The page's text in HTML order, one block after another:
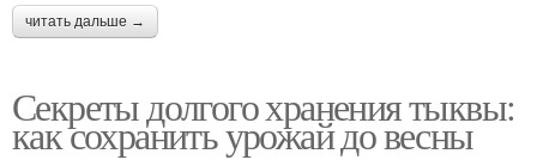
читать дальше →
Секреты долгого хранения тыквы:
как сохранить урожай до весны